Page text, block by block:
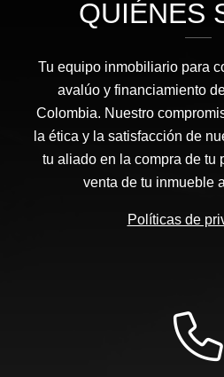
QUIÉNES
Tu equipo inmobiliario para
avalúo y financiamiento
Colombia. Nuestro
la ética y la satisfacción de
tu aliado en la compra de tu
venta de tu inmueble
Políticas de